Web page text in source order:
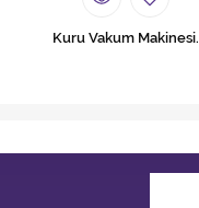
Kuru Vakum Makinesi.